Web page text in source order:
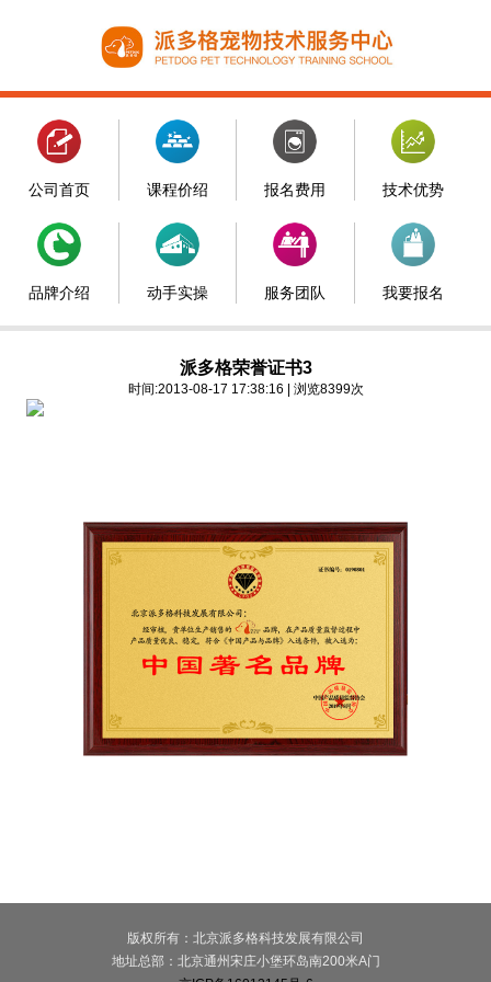
公司首页 课程价绍 报名费用 技术优势
品牌介绍 动手实操 服务团队 我要报名
派多格荣誉证书3
时间:2013-08-17 17:38:16 | 浏览8399次
版权所有：北京派多格科技发展有限公司
地址总部：北京通州宋庄小堡环岛南200米A门